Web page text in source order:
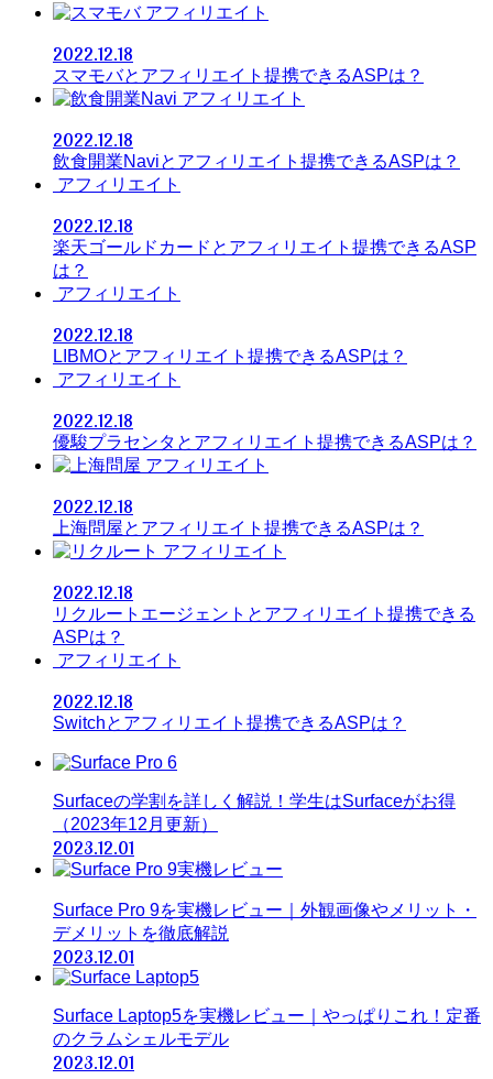
アフィリエイト
2022.12.18
スマモバとアフィリエイト提携できるASPは？
アフィリエイト
2022.12.18
飲食開業Naviとアフィリエイト提携できるASPは？
アフィリエイト
2022.12.18
楽天ゴールドカードとアフィリエイト提携できるASP
は？
アフィリエイト
2022.12.18
LIBMOとアフィリエイト提携できるASPは？
アフィリエイト
2022.12.18
優駿プラセンタとアフィリエイト提携できるASPは？
アフィリエイト
2022.12.18
上海問屋とアフィリエイト提携できるASPは？
アフィリエイト
2022.12.18
リクルートエージェントとアフィリエイト提携できる
ASPは？
アフィリエイト
2022.12.18
Switchとアフィリエイト提携できるASPは？
Surfaceの学割を詳しく解説！学生はSurfaceがお得
（2023年12月更新）
2023.12.01
Surface Pro 9を実機レビュー｜外観画像やメリット・
デメリットを徹底解説
2023.12.01
Surface Laptop5を実機レビュー｜やっぱりこれ！定番
のクラムシェルモデル
2023.12.01